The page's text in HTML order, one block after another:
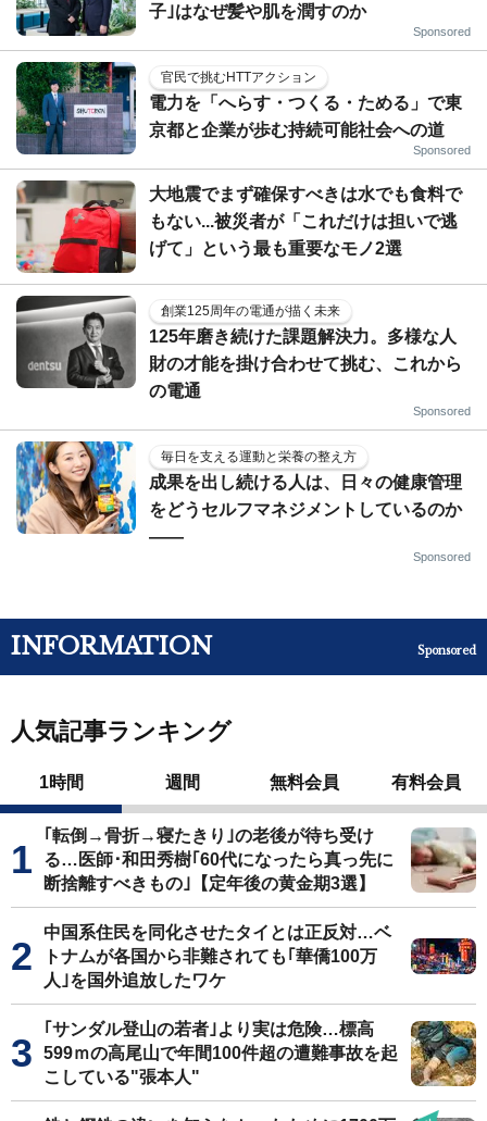
子｣はなぜ髪や肌を潤すのか
Sponsored
官民で挑むHTTアクション
電力を「へらす・つくる・ためる」で東
京都と企業が歩む持続可能社会への道
Sponsored
大地震でまず確保すべきは水でも食料で
もない...被災者が「これだけは担いで逃
げて」という最も重要なモノ2選
創業125周年の電通が描く未来
125年磨き続けた課題解決力。多様な人
財の才能を掛け合わせて挑む、これから
の電通
Sponsored
毎日を支える運動と栄養の整え方
成果を出し続ける人は、日々の健康管理
をどうセルフマネジメントしているのか
——
Sponsored
INFORMATION Sponsored
人気記事ランキング
1時間 週間 無料会員 有料会員
｢転倒→骨折→寝たきり｣の老後が待ち受け
る…医師･和田秀樹｢60代になったら真っ先に
断捨離すべきもの｣【定年後の黄金期3選】
中国系住民を同化させたタイとは正反対…ベ
トナムが各国から非難されても｢華僑100万
人｣を国外追放したワケ
｢サンダル登山の若者｣より実は危険…標高
599ｍの高尾山で年間100件超の遭難事故を起
こしている"張本人"